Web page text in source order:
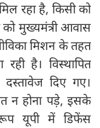
रहा है, किसी को
को मुख्यमंत्री आवास
मिशन के तहत
है। विस्थापित
दस्तावेज दिए गए।
न होना पड़े, इसके
यूपी में डिफेंस